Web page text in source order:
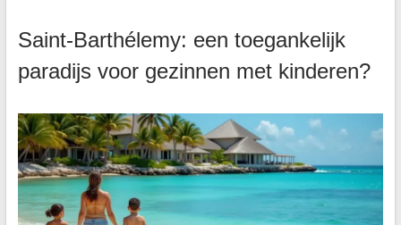
Saint-Barthélemy: een toegankelijk
paradijs voor gezinnen met kinderen?